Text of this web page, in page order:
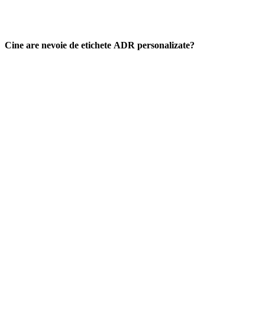
Cine are nevoie de etichete ADR personalizate?